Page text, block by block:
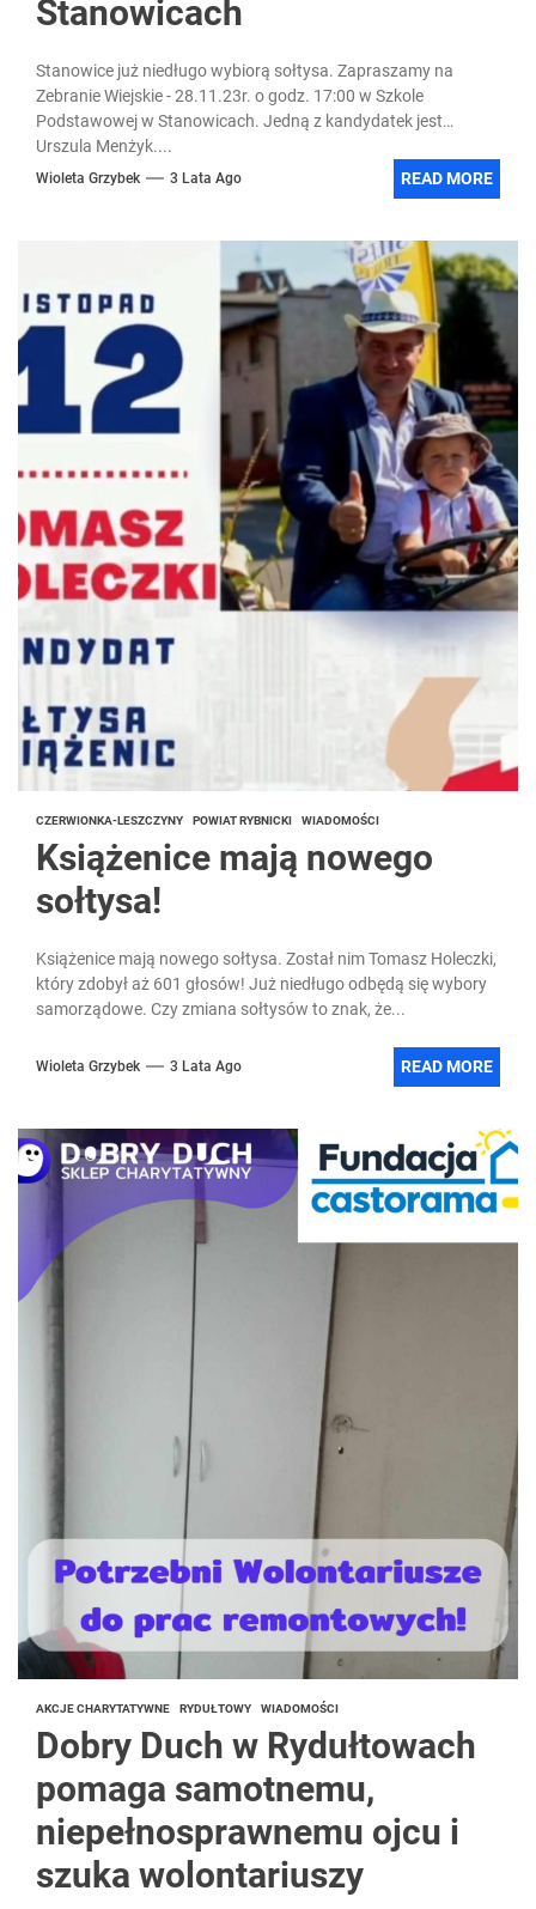
Stanowicach
Stanowice już niedługo wybiorą sołtysa. Zapraszamy na
Zebranie Wiejskie - 28.11.23r. o godz. 17:00 w Szkole
Podstawowej w Stanowicach. Jedną z kandydatek jest
Urszula Menżyk....
Wioleta Grzybek 3 Lata Ago READ MORE
CZERWIONKA-LESZCZYNY POWIAT RYBNICKI WIADOMOŚCI
Książenice mają nowego
sołtysa!
Książenice mają nowego sołtysa. Został nim Tomasz Holeczki,
który zdobył aż 601 głosów! Już niedługo odbędą się wybory
samorządowe. Czy zmiana sołtysów to znak, że...
Wioleta Grzybek 3 Lata Ago READ MORE
AKCJE CHARYTATYWNE RYDUŁTOWY WIADOMOŚCI
Dobry Duch w Rydułtowach
pomaga samotnemu,
niepełnosprawnemu ojcu i
szuka wolontariuszy